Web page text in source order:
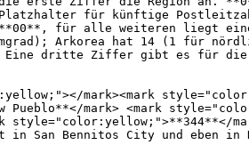
für künftige
für alle weiteren liegt
Arkorea hat 14 (1 für
dritte Ziffer gibt es für die
mark><mark
mark> <mark
style="color:yellow;">**344**</
Bennitos City und eben in